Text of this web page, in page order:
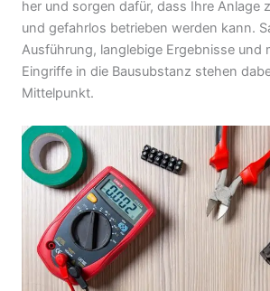
her und sorgen dafür, dass Ihre Anlage
und gefahrlos betrieben werden kann.
Ausführung, langlebige Ergebnisse und
Eingriffe in die Bausubstanz stehen
Mittelpunkt.